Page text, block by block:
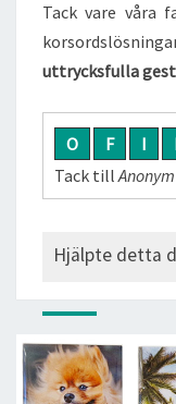
Tack vare våra
uttrycksfulla
O F I
Tack tillAnonym
Hjälpte detta